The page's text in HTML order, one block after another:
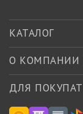
КАТАЛОГ
О КОМПАНИИ
ДЛЯ